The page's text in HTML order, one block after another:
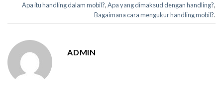
Apa itu handling dalam mobil?,Apa yang dimaksud dengan handling?,
Bagaimana cara mengukur handling mobil?.
ADMIN